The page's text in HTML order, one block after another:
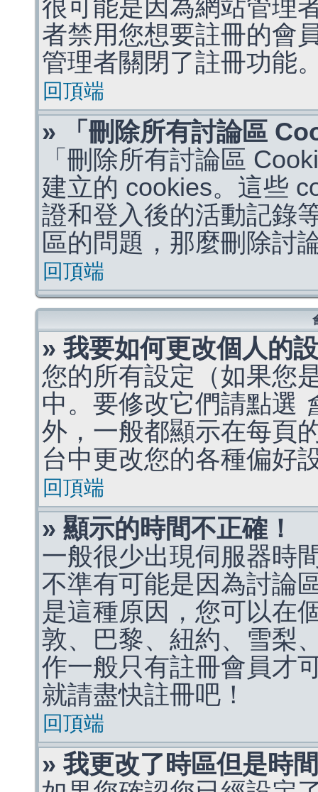
很可能是因為網站管理
者禁用您想要註冊的會
管理者關閉了註冊功能
回頂端
» 「刪除所有討論區
「刪除所有討論區
建立的 cookies。這些
證和登入後的活動記錄
區的問題，那麼刪除討
回頂端
» 我要如何更改個人的
您的所有設定（如果您
中。要修改它們請點選
外，一般都顯示在每頁
台中更改您的各種偏好
回頂端
» 顯示的時間不正確！
一般很少出現伺服器時
不準有可能是因為討論
是這種原因，您可以在
敦、巴黎、紐約、雪梨
作一般只有註冊會員才
就請盡快註冊吧！
回頂端
» 我更改了時區但是時